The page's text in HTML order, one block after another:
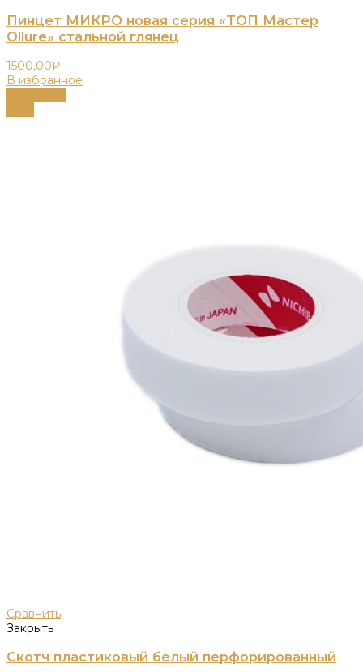
Пинцет МИКРО новая серия «ТОП Мастер
Ollure» стальной глянец
1500,00₽
В избранное
Сравнить
Закрыть
Скотч пластиковый белый перфорированный